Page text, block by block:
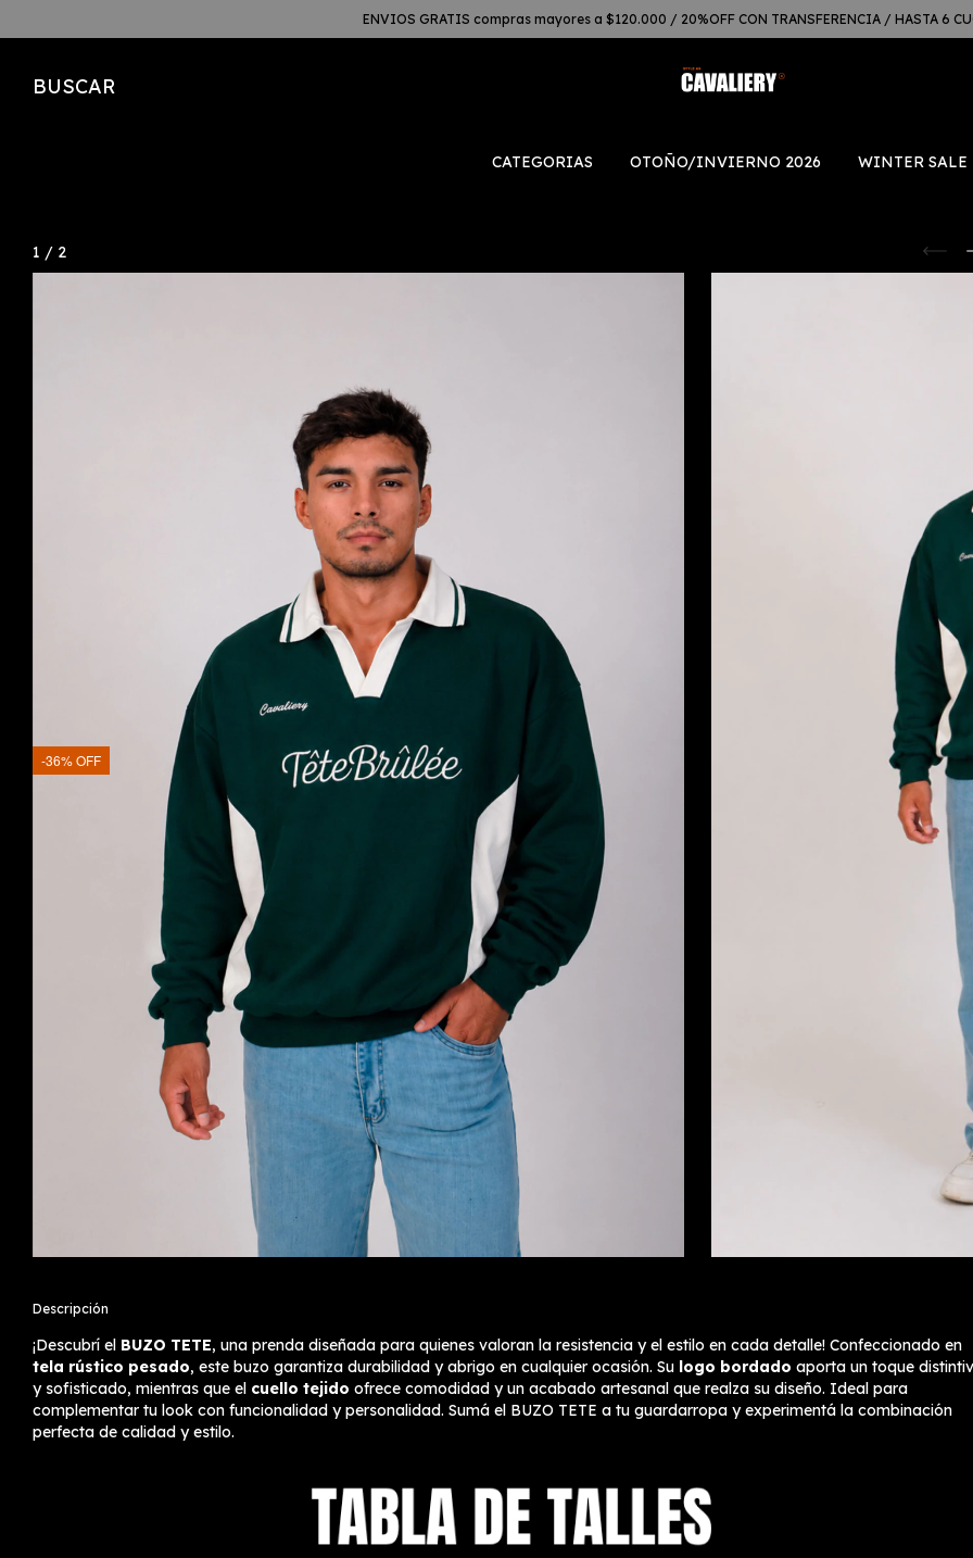
ENVIOS GRATIS compras mayores a $120.000 / 20%OFF CON TRANSFERENCIA / HASTA 6
BUSCAR
CATEGORIAS OTOÑO/INVIERNO 2026 WINTER SALE
1 / 2
-36%OFF
Descripción
¡Descubrí el BUZO TETE, una prenda diseñada para quienes valoran la resistencia y el estilo en cada detalle! Confeccionado en
tela rústico pesado, este buzo garantiza durabilidad y abrigo en cualquier ocasión. Su logo bordado aporta un toque
y sofisticado, mientras que el cuello tejido ofrece comodidad y un acabado artesanal que realza su diseño. Ideal para
complementar tu look con funcionalidad y personalidad. Sumá el BUZO TETE a tu guardarropa y experimentá la combinación
perfecta de calidad y estilo.